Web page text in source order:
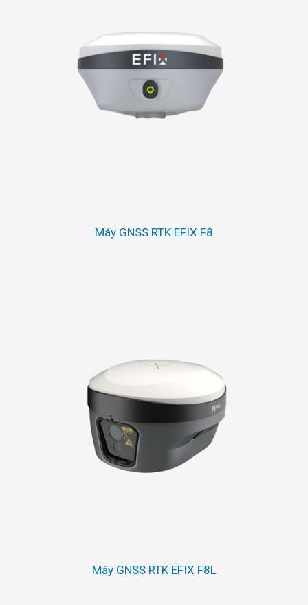
Máy GNSS RTK EFIX F8
Máy GNSS RTK EFIX F8L